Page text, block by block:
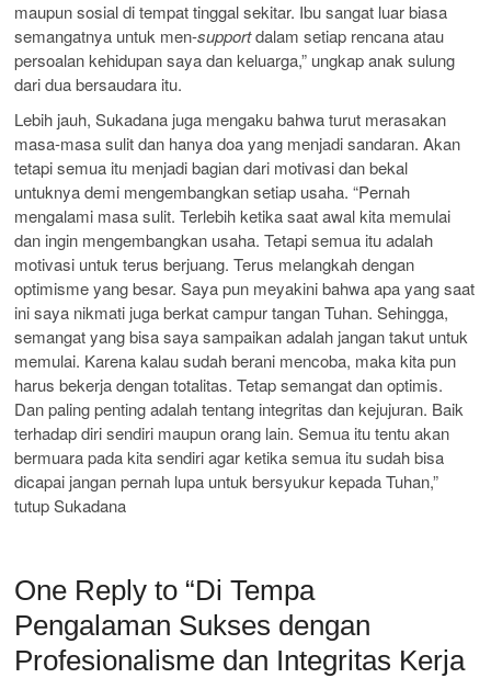
maupun sosial di tempat tinggal sekitar. Ibu sangat luar biasa
semangatnya untuk men-supportdalam setiap rencana atau
persoalan kehidupan saya dan keluarga,” ungkap anak sulung
dari dua bersaudara itu.
Lebih jauh, Sukadana juga mengaku bahwa turut merasakan
masa-masa sulit dan hanya doa yang menjadi sandaran. Akan
tetapi semua itu menjadi bagian dari motivasi dan bekal
untuknya demi mengembangkan setiap usaha. “Pernah
mengalami masa sulit. Terlebih ketika saat awal kita memulai
dan ingin mengembangkan usaha. Tetapi semua itu adalah
motivasi untuk terus berjuang. Terus melangkah dengan
optimisme yang besar. Saya pun meyakini bahwa apa yang saat
ini saya nikmati juga berkat campur tangan Tuhan. Sehingga,
semangat yang bisa saya sampaikan adalah jangan takut untuk
memulai. Karena kalau sudah berani mencoba, maka kita pun
harus bekerja dengan totalitas. Tetap semangat dan optimis.
Dan paling penting adalah tentang integritas dan kejujuran. Baik
terhadap diri sendiri maupun orang lain. Semua itu tentu akan
bermuara pada kita sendiri agar ketika semua itu sudah bisa
dicapai jangan pernah lupa untuk bersyukur kepada Tuhan,”
tutup Sukadana
One Reply to “Di Tempa
Pengalaman Sukses dengan
Profesionalisme dan Integritas Kerja